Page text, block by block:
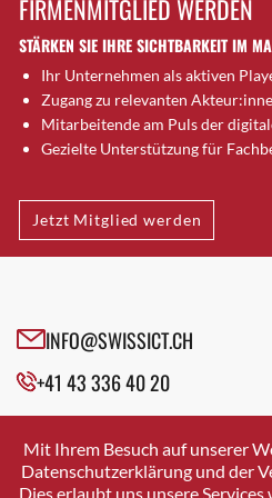
Brugg AG
Brütten
Bubendorf
Bubikon
Buchs (SG)
Bäretswil
Bülach
Cazis
Crissier
Davos Platz
Dierikon
Dietikon
FIRMENMITGLIED WERDEN
STÄRKEN SIE IHRE SICHTBARKEIT IM
Ihr Unternehmen als aktiven
Zugang zu relevanten
Mitarbeitende am Puls der
Gezielte Unterstützung für
Jetzt Mitglied werden
INFO@SWISSICT.CH
+41 43 336 40 20
SWISSICT
VULKANSTRASSE 120
8048 ZURICH
Mit Ihrem Besuch auf unserer
Datenschutzerklärung und der
Dies erlaubt uns unsere Services